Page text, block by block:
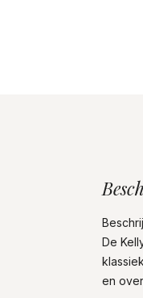
De
en